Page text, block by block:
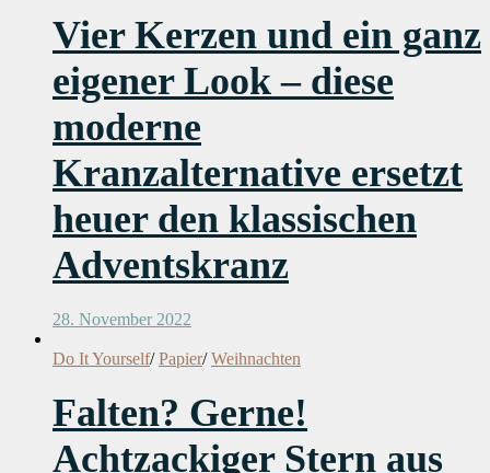
Vier Kerzen und ein ganz
eigener Look – diese
moderne
Kranzalternative ersetzt
heuer den klassischen
Adventskranz
28. November 2022
Do It Yourself/ Papier/ Weihnachten
Falten? Gerne!
Achtzackiger Stern aus